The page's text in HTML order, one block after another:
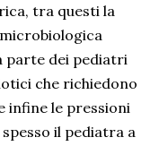
tra questi la
parte dei pediatri
che richiedono
infine le pressioni
il pediatra a